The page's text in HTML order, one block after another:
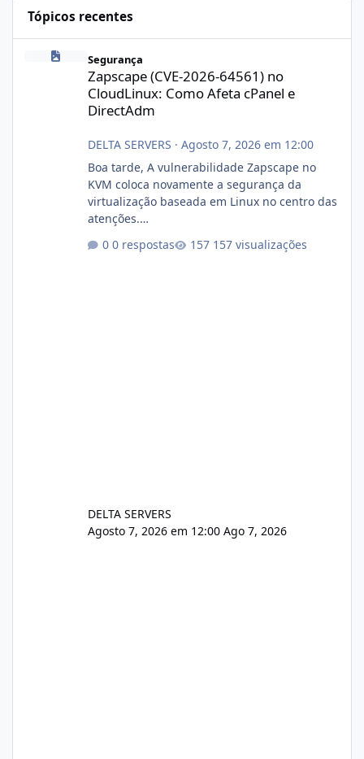
Tópicos recentes
Zapscape (CVE-2026-64561) no CloudLinux: Como Afeta cPanel
Segurança
Zapscape (CVE-2026-64561) no
CloudLinux: Como Afeta cPanel e
DirectAdm
DELTA SERVERS · Agosto 7, 2026 em 12:00
Boa tarde, A vulnerabilidade Zapscape no
KVM coloca novamente a segurança da
virtualização baseada em Linux no centro das
atenções.
xjx23zz5f Criamos uma breve explicação:
0 respostas 157 visualizações
DELTA SERVERS
Agosto 7, 2026 em 12:00 Ago 7, 2026